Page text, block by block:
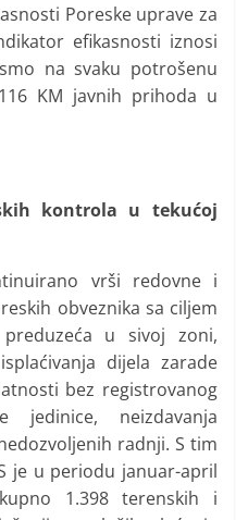
Poreske uprave za
efikasnosti iznosi
na svaku potrošenu
KM javnih prihoda u
kontrola u tekućoj
vrši redovne i
obveznika sa ciljem
preduzeća u sivoj zoni,
dijela zarade
bez registrovanog
jedinice, neizdavanja
radnji. S tim
je u periodu januar-april
1.398 terenskih i